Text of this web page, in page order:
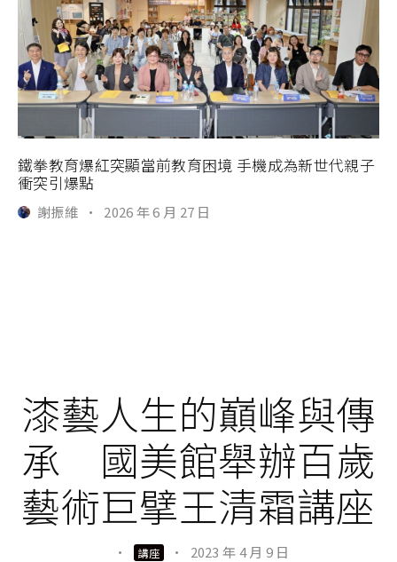
鐵拳教育爆紅突顯當前教育困境 手機成為新世代親子
衝突引爆點
謝振維 · 2026 年 6 月 27 日
漆藝人生的巔峰與傳
承 國美館舉辦百歲
藝術巨擘王清霜講座
· 講座 · 2023 年 4 月 9 日